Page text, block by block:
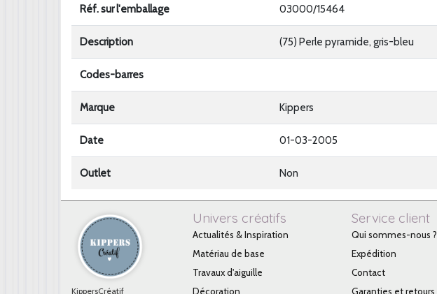
Réf. sur l'emballage 03000/15464
Description (75) Perle pyramide, gris-bleu
Codes-barres
Marque Kippers
Date 01-03-2005
Outlet Non
KippersCréatif
Univers créatifs
Actualités & Inspiration
Matériau de base
Travaux d'aiguille
Décoration
Service client
Qui sommes-nous ?
Expédition
Contact
Garanties et retours